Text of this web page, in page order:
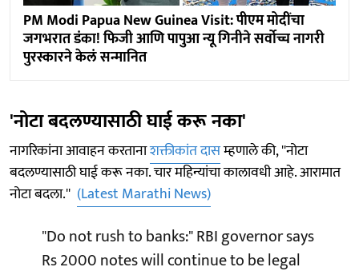
PM Modi Papua New Guinea Visit: पीएम मोदींचा
जगभरात डंका! फिजी आणि पापुआ न्यू गिनीने सर्वोच्च नागरी
पुरस्कारने केलं सन्मानित
'नोटा बदलण्यासाठी घाई करू नका'
नागरिकांना आवाहन करतानाशक्तीकांत दासम्हणाले की, ''नोटा
बदलण्यासाठी घाई करू नका. चार महिन्यांचा कालावधी आहे. आरामात
नोटा बदला.'' (Latest Marathi News)
"Do not rush to banks:" RBI governor says
Rs 2000 notes will continue to be legal